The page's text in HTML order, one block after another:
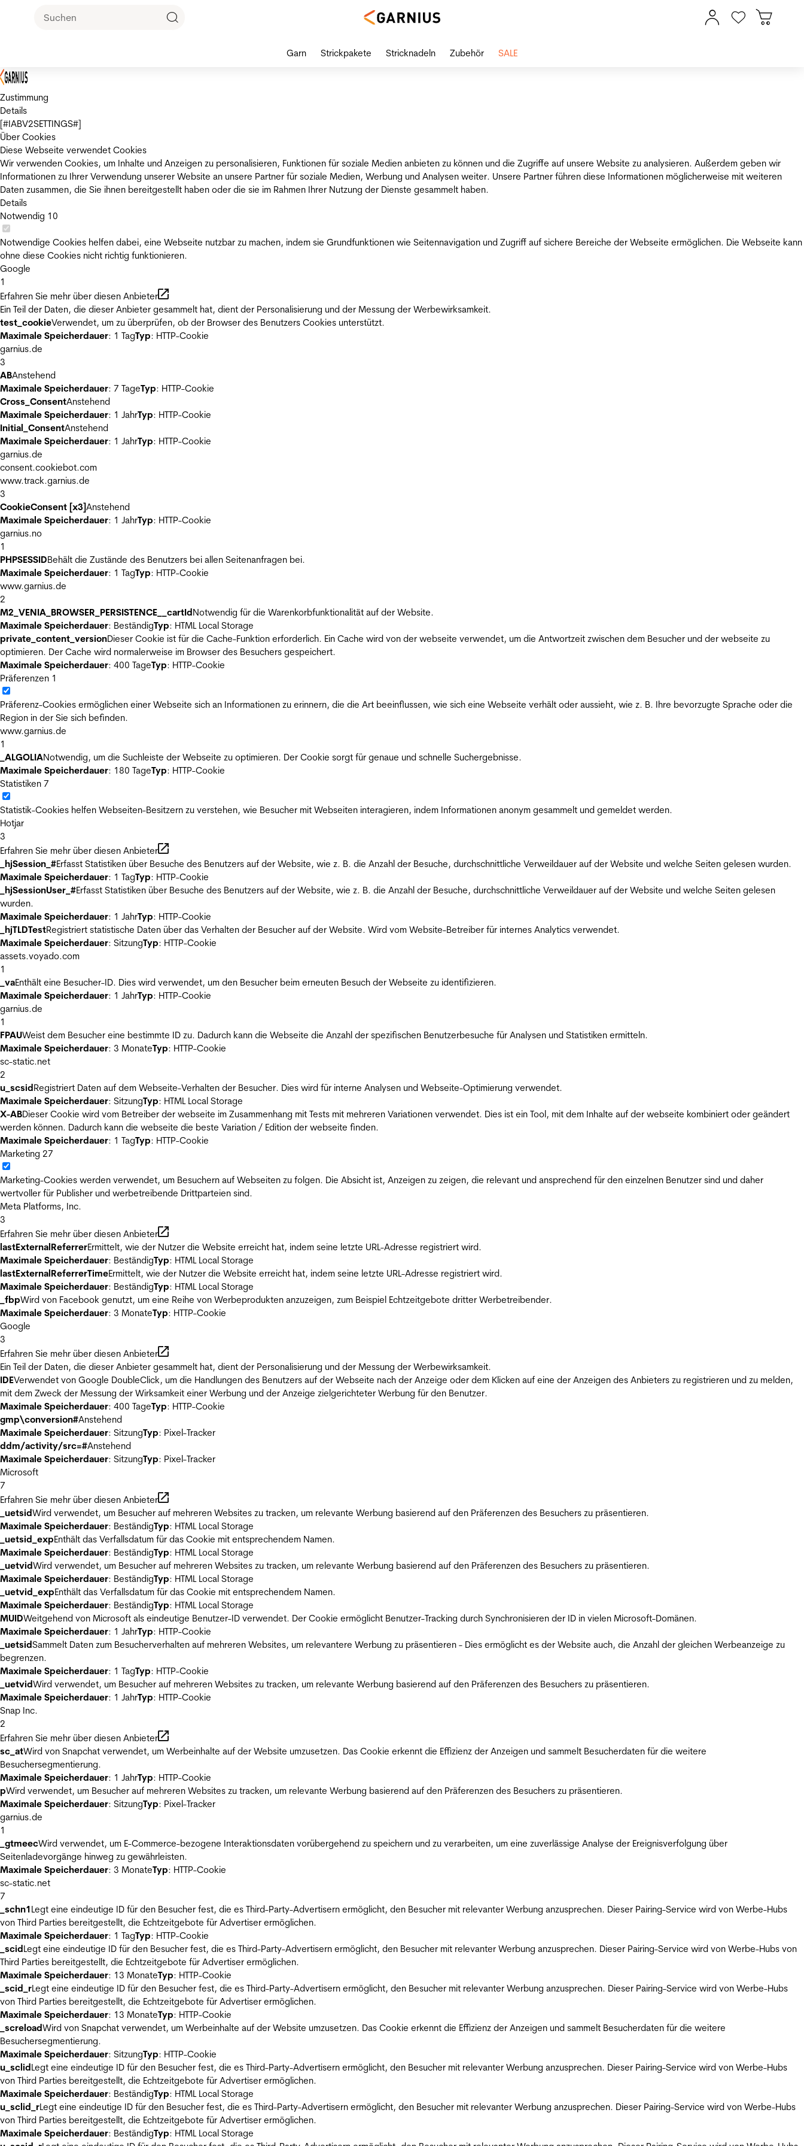
Zustimmung
Details
[#IABV2SETTINGS#]
Über Cookies
Diese Webseite verwendet Cookies
Wir verwenden Cookies, um Inhalte und Anzeigen zu personalisieren, Funktionen für soziale Medien anbieten zu können und die Zugriffe auf unsere Website zu analysieren. Außerdem geben wir
Informationen zu Ihrer Verwendung unserer Website an unsere Partner für soziale Medien, Werbung und Analysen weiter. Unsere Partner führen diese Informationen möglicherweise mit weiteren
Daten zusammen, die Sie ihnen bereitgestellt haben oder die sie im Rahmen Ihrer Nutzung der Dienste gesammelt haben.
Details
Notwendig 10
Notwendige Cookies helfen dabei, eine Webseite nutzbar zu machen, indem sie Grundfunktionen wie Seitennavigation und Zugriff auf sichere Bereiche der Webseite ermöglichen. Die Webseite kann
ohne diese Cookies nicht richtig funktionieren.
Google
1
Erfahren Sie mehr über diesen Anbieter
Ein Teil der Daten, die dieser Anbieter gesammelt hat, dient der Personalisierung und der Messung der Werbewirksamkeit.
test_cookieVerwendet, um zu überprüfen, ob der Browser des Benutzers Cookies unterstützt.
Maximale Speicherdauer: 1 TagTyp: HTTP-Cookie
garnius.de
3
ABAnstehend
Maximale Speicherdauer: 7 TageTyp: HTTP-Cookie
Cross_ConsentAnstehend
Maximale Speicherdauer: 1 JahrTyp: HTTP-Cookie
Initial_ConsentAnstehend
Maximale Speicherdauer: 1 JahrTyp: HTTP-Cookie
garnius.de
consent.cookiebot.com
www.track.garnius.de
3
CookieConsent [x3]Anstehend
Maximale Speicherdauer: 1 JahrTyp: HTTP-Cookie
garnius.no
1
PHPSESSIDBehält die Zustände des Benutzers bei allen Seitenanfragen bei.
Maximale Speicherdauer: 1 TagTyp: HTTP-Cookie
www.garnius.de
2
M2_VENIA_BROWSER_PERSISTENCE__cartIdNotwendig für die Warenkorbfunktionalität auf der Website.
Maximale Speicherdauer: BeständigTyp: HTML Local Storage
private_content_versionDieser Cookie ist für die Cache-Funktion erforderlich. Ein Cache wird von der webseite verwendet, um die Antwortzeit zwischen dem Besucher und der webseite zu
optimieren. Der Cache wird normalerweise im Browser des Besuchers gespeichert.
Maximale Speicherdauer: 400 TageTyp: HTTP-Cookie
Präferenzen 1
Präferenz-Cookies ermöglichen einer Webseite sich an Informationen zu erinnern, die die Art beeinflussen, wie sich eine Webseite verhält oder aussieht, wie z. B. Ihre bevorzugte Sprache oder die
Region in der Sie sich befinden.
www.garnius.de
1
_ALGOLIANotwendig, um die Suchleiste der Webseite zu optimieren. Der Cookie sorgt für genaue und schnelle Suchergebnisse.
Maximale Speicherdauer: 180 TageTyp: HTTP-Cookie
Statistiken 7
Statistik-Cookies helfen Webseiten-Besitzern zu verstehen, wie Besucher mit Webseiten interagieren, indem Informationen anonym gesammelt und gemeldet werden.
Hotjar
3
Erfahren Sie mehr über diesen Anbieter
_hjSession_#Erfasst Statistiken über Besuche des Benutzers auf der Website, wie z. B. die Anzahl der Besuche, durchschnittliche Verweildauer auf der Website und welche Seiten gelesen wurden.
Maximale Speicherdauer: 1 TagTyp: HTTP-Cookie
_hjSessionUser_#Erfasst Statistiken über Besuche des Benutzers auf der Website, wie z. B. die Anzahl der Besuche, durchschnittliche Verweildauer auf der Website und welche Seiten gelesen
wurden.
Maximale Speicherdauer: 1 JahrTyp: HTTP-Cookie
_hjTLDTestRegistriert statistische Daten über das Verhalten der Besucher auf der Website. Wird vom Website-Betreiber für internes Analytics verwendet.
Maximale Speicherdauer: SitzungTyp: HTTP-Cookie
assets.voyado.com
1
_vaEnthält eine Besucher-ID. Dies wird verwendet, um den Besucher beim erneuten Besuch der Webseite zu identifizieren.
Maximale Speicherdauer: 1 JahrTyp: HTTP-Cookie
garnius.de
1
FPAUWeist dem Besucher eine bestimmte ID zu. Dadurch kann die Webseite die Anzahl der spezifischen Benutzerbesuche für Analysen und Statistiken ermitteln.
Maximale Speicherdauer: 3 MonateTyp: HTTP-Cookie
sc-static.net
2
u_scsidRegistriert Daten auf dem Webseite-Verhalten der Besucher. Dies wird für interne Analysen und Webseite-Optimierung verwendet.
Maximale Speicherdauer: SitzungTyp: HTML Local Storage
X-ABDieser Cookie wird vom Betreiber der webseite im Zusammenhang mit Tests mit mehreren Variationen verwendet. Dies ist ein Tool, mit dem Inhalte auf der webseite kombiniert oder geändert
werden können. Dadurch kann die webseite die beste Variation / Edition der webseite finden.
Maximale Speicherdauer: 1 TagTyp: HTTP-Cookie
Marketing 27
Marketing-Cookies werden verwendet, um Besuchern auf Webseiten zu folgen. Die Absicht ist, Anzeigen zu zeigen, die relevant und ansprechend für den einzelnen Benutzer sind und daher
wertvoller für Publisher und werbetreibende Drittparteien sind.
Meta Platforms, Inc.
3
Erfahren Sie mehr über diesen Anbieter
lastExternalReferrerErmittelt, wie der Nutzer die Website erreicht hat, indem seine letzte URL-Adresse registriert wird.
Maximale Speicherdauer: BeständigTyp: HTML Local Storage
lastExternalReferrerTimeErmittelt, wie der Nutzer die Website erreicht hat, indem seine letzte URL-Adresse registriert wird.
Maximale Speicherdauer: BeständigTyp: HTML Local Storage
_fbpWird von Facebook genutzt, um eine Reihe von Werbeprodukten anzuzeigen, zum Beispiel Echtzeitgebote dritter Werbetreibender.
Maximale Speicherdauer: 3 MonateTyp: HTTP-Cookie
Google
3
Erfahren Sie mehr über diesen Anbieter
Ein Teil der Daten, die dieser Anbieter gesammelt hat, dient der Personalisierung und der Messung der Werbewirksamkeit.
IDEVerwendet von Google DoubleClick, um die Handlungen des Benutzers auf der Webseite nach der Anzeige oder dem Klicken auf eine der Anzeigen des Anbieters zu registrieren und zu melden,
mit dem Zweck der Messung der Wirksamkeit einer Werbung und der Anzeige zielgerichteter Werbung für den Benutzer.
Maximale Speicherdauer: 400 TageTyp: HTTP-Cookie
gmp\conversion#Anstehend
Maximale Speicherdauer: SitzungTyp: Pixel-Tracker
ddm/activity/src=#Anstehend
Maximale Speicherdauer: SitzungTyp: Pixel-Tracker
Microsoft
7
Erfahren Sie mehr über diesen Anbieter
_uetsidWird verwendet, um Besucher auf mehreren Websites zu tracken, um relevante Werbung basierend auf den Präferenzen des Besuchers zu präsentieren.
Maximale Speicherdauer: BeständigTyp: HTML Local Storage
_uetsid_expEnthält das Verfallsdatum für das Cookie mit entsprechendem Namen.
Maximale Speicherdauer: BeständigTyp: HTML Local Storage
_uetvidWird verwendet, um Besucher auf mehreren Websites zu tracken, um relevante Werbung basierend auf den Präferenzen des Besuchers zu präsentieren.
Maximale Speicherdauer: BeständigTyp: HTML Local Storage
_uetvid_expEnthält das Verfallsdatum für das Cookie mit entsprechendem Namen.
Maximale Speicherdauer: BeständigTyp: HTML Local Storage
MUIDWeitgehend von Microsoft als eindeutige Benutzer-ID verwendet. Der Cookie ermöglicht Benutzer-Tracking durch Synchronisieren der ID in vielen Microsoft-Domänen.
Maximale Speicherdauer: 1 JahrTyp: HTTP-Cookie
_uetsidSammelt Daten zum Besucherverhalten auf mehreren Websites, um relevantere Werbung zu präsentieren - Dies ermöglicht es der Website auch, die Anzahl der gleichen Werbeanzeige zu
begrenzen.
Maximale Speicherdauer: 1 TagTyp: HTTP-Cookie
_uetvidWird verwendet, um Besucher auf mehreren Websites zu tracken, um relevante Werbung basierend auf den Präferenzen des Besuchers zu präsentieren.
Maximale Speicherdauer: 1 JahrTyp: HTTP-Cookie
Snap Inc.
2
Erfahren Sie mehr über diesen Anbieter
sc_atWird von Snapchat verwendet, um Werbeinhalte auf der Website umzusetzen. Das Cookie erkennt die Effizienz der Anzeigen und sammelt Besucherdaten für die weitere
Besuchersegmentierung.
Maximale Speicherdauer: 1 JahrTyp: HTTP-Cookie
pWird verwendet, um Besucher auf mehreren Websites zu tracken, um relevante Werbung basierend auf den Präferenzen des Besuchers zu präsentieren.
Maximale Speicherdauer: SitzungTyp: Pixel-Tracker
garnius.de
1
_gtmeecWird verwendet, um E-Commerce-bezogene Interaktionsdaten vorübergehend zu speichern und zu verarbeiten, um eine zuverlässige Analyse der Ereignisverfolgung über
Seitenladevorgänge hinweg zu gewährleisten.
Maximale Speicherdauer: 3 MonateTyp: HTTP-Cookie
sc-static.net
7
_schn1Legt eine eindeutige ID für den Besucher fest, die es Third-Party-Advertisern ermöglicht, den Besucher mit relevanter Werbung anzusprechen. Dieser Pairing-Service wird von Werbe-Hubs
von Third Parties bereitgestellt, die Echtzeitgebote für Advertiser ermöglichen.
Maximale Speicherdauer: 1 TagTyp: HTTP-Cookie
_scidLegt eine eindeutige ID für den Besucher fest, die es Third-Party-Advertisern ermöglicht, den Besucher mit relevanter Werbung anzusprechen. Dieser Pairing-Service wird von Werbe-Hubs von
Third Parties bereitgestellt, die Echtzeitgebote für Advertiser ermöglichen.
Maximale Speicherdauer: 13 MonateTyp: HTTP-Cookie
_scid_rLegt eine eindeutige ID für den Besucher fest, die es Third-Party-Advertisern ermöglicht, den Besucher mit relevanter Werbung anzusprechen. Dieser Pairing-Service wird von Werbe-Hubs
von Third Parties bereitgestellt, die Echtzeitgebote für Advertiser ermöglichen.
Maximale Speicherdauer: 13 MonateTyp: HTTP-Cookie
_screloadWird von Snapchat verwendet, um Werbeinhalte auf der Website umzusetzen. Das Cookie erkennt die Effizienz der Anzeigen und sammelt Besucherdaten für die weitere
Besuchersegmentierung.
Maximale Speicherdauer: SitzungTyp: HTTP-Cookie
u_sclidLegt eine eindeutige ID für den Besucher fest, die es Third-Party-Advertisern ermöglicht, den Besucher mit relevanter Werbung anzusprechen. Dieser Pairing-Service wird von Werbe-Hubs
von Third Parties bereitgestellt, die Echtzeitgebote für Advertiser ermöglichen.
Maximale Speicherdauer: BeständigTyp: HTML Local Storage
u_sclid_rLegt eine eindeutige ID für den Besucher fest, die es Third-Party-Advertisern ermöglicht, den Besucher mit relevanter Werbung anzusprechen. Dieser Pairing-Service wird von Werbe-Hubs
von Third Parties bereitgestellt, die Echtzeitgebote für Advertiser ermöglichen.
Maximale Speicherdauer: BeständigTyp: HTML Local Storage
Garn Strickpakete Stricknadeln Zubehör SALE